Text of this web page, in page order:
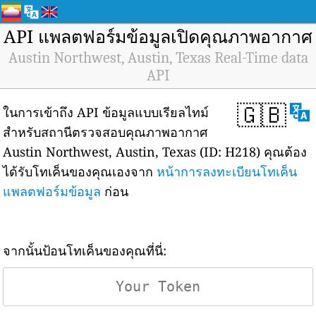
API แพลตฟอร์มข้อมูลเปิดคุณภาพอากาศ
Austin Northwest, Austin, Texas Real-Time data
API
🇬🇧
ในการเข้าถึง API ข้อมูลแบบเรียลไทม์
สำหรับสถานีตรวจสอบคุณภาพอากาศ
Austin Northwest, Austin, Texas (ID: H218) คุณต้อง
ได้รับโทเค็นของคุณเองจาก หน้าการลงทะเบียนโทเค็น
แพลตฟอร์มข้อมูล ก่อน
จากนั้นป้อนโทเค็นของคุณที่นี่: